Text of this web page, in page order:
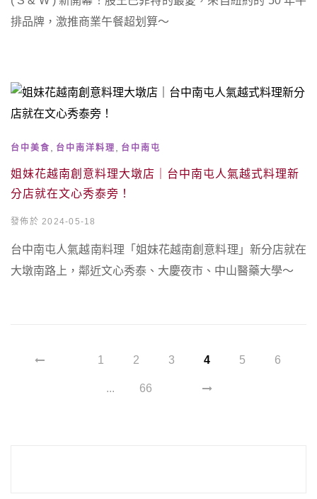
排品牌，激推商業午餐超划算～
台中美食 台中南洋料理 台中南屯
姐妹花越南創意料理大墩店｜台中南屯人氣越式料理新
分店就在文心秀泰旁！
發佈於 2024-05-18
台中南屯人氣越南料理「姐妹花越南創意料理」新分店就在
大墩南路上，鄰近文心秀泰、大慶夜市、中山醫藥大學～
1 2 3 4 5 6
... 66